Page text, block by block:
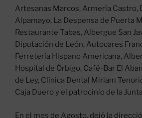
Artesanas Marcos, Armería Castro,
Alpamayo, La Despensa de Puerta
Restaurante Tabas, Albergue San
Diputación de León, Autocares
Ferretería Hispano Americana,
Hospital de Órbigo, Café-Bar El
de Ley, Clínica Dental Miriam
Caja Duero y el patrocinio de la
En el mes de Agosto, dejó la